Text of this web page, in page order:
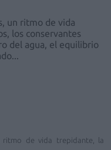
un ritmo de vida
los conservantes
del agua, el equilibrio
ritmo de vida trepidante, la